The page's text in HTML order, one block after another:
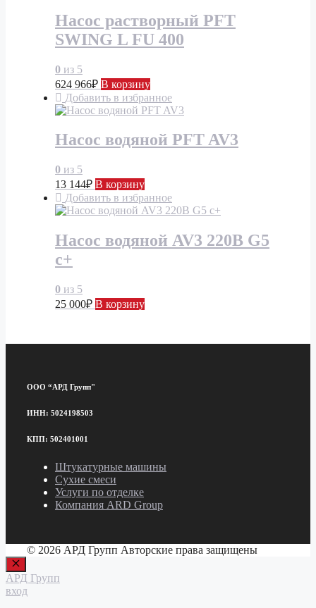
Насос растворный PFT
SWING L FU 400
0 из 5
624 966₽ В корзину
Добавить в избранное
Насос водяной PFT AV3
0 из 5
13 144₽ В корзину
Добавить в избранное
Насос водяной AV3 220В G5
c+
0 из 5
25 000₽ В корзину
ООО “АРД Групп"
ИНН: 5024198503
КПП: 502401001
Штукатурные машины
Сухие смеси
Услуги по отделке
Компания ARD Group
© 2026 АРД Групп Авторские права защищены
Закрыть
АРД Групп
вход